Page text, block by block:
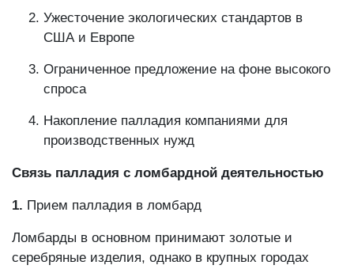
Ужесточение экологических стандартов в
США и Европе
Ограниченное предложение на фоне высокого
спроса
Накопление палладия компаниями для
производственных нужд
Связь палладия с ломбардной деятельностью
1. Прием палладия в ломбард
Ломбарды в основном принимают золотые и
серебряные изделия, однако в крупных городах